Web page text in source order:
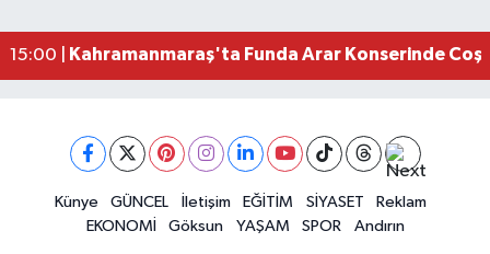
15:00 |
Kahramanmaraş'ta Funda Arar Konserinde
11:18 |Kahramanmaraş Depreminin Etkisi Bitmedi?
Gaziantep Nurdağı'nda 4.5 Büyüklüğünde
Künye GÜNCEL İletişim EĞİTİM SİYASET
Reklam
EKONOMİ
Göksun YAŞAM SPOR Andırın